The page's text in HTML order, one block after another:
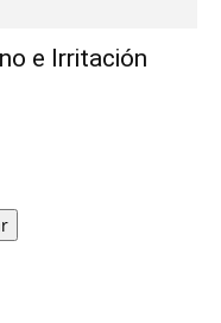
e Irritación